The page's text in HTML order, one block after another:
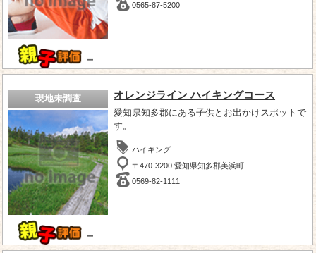
－
0565-87-5200
現地未調査
－
オレンジライン ハイキングコース
愛知県知多郡にある子供とお出かけスポットで
す。
ハイキング
〒470-3200 愛知県知多郡美浜町
0569-82-1111